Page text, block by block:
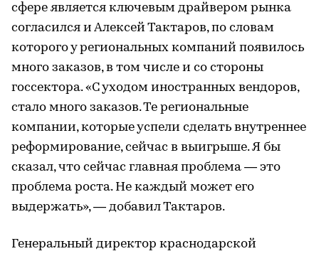
сфере является ключевым драйвером рынка
согласился и Алексей Тактаров, по словам
которого у региональных компаний появилось
много заказов, в том числе и со стороны
госсектора. «С уходом иностранных вендоров,
стало много заказов. Те региональные
компании, которые успели сделать внутреннее
реформирование, сейчас в выигрыше. Я бы
сказал, что сейчас главная проблема — это
проблема роста. Не каждый может его
выдержать», — добавил Тактаров.
Генеральный директор краснодарской